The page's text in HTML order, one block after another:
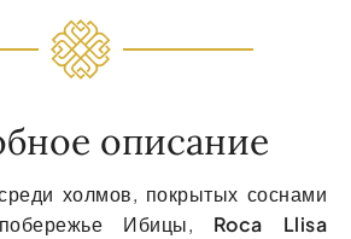
описание
холмов, покрытых соснами
Ибицы, Roca Llisa